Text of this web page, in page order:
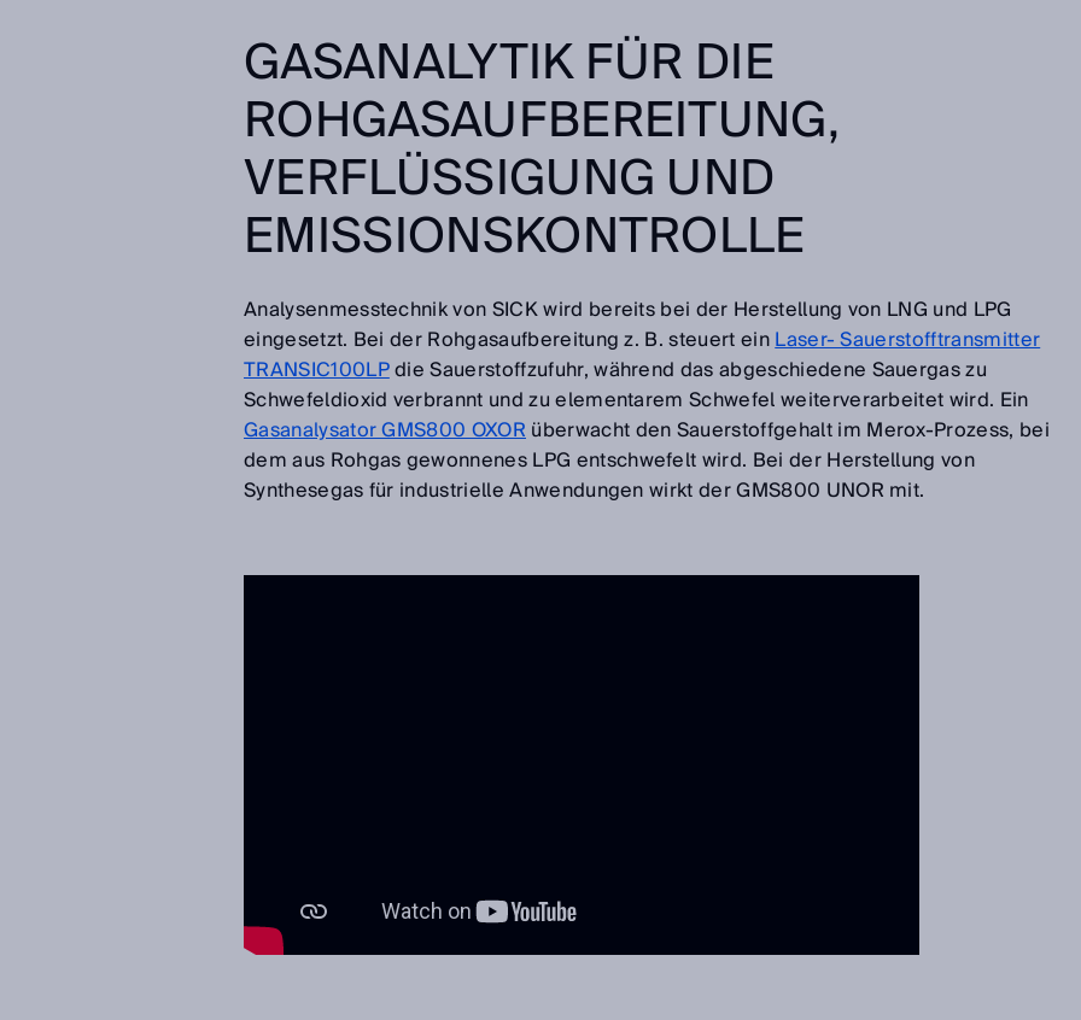
GASANALYTIK FÜR DIE
ROHGASAUFBEREITUNG,
VERFLÜSSIGUNG UND
EMISSIONSKONTROLLE
Analysenmesstechnik von SICK wird bereits bei der Herstellung von LNG und LPG
eingesetzt. Bei der Rohgasaufbereitung z. B. steuert einLaser- Sauerstofftransmitter
TRANSIC100LPdie Sauerstoffzufuhr, während das abgeschiedene Sauergas zu
Schwefeldioxid verbrannt und zu elementarem Schwefel weiterverarbeitet wird. Ein
Gasanalysator GMS800 OXORüberwacht den Sauerstoffgehalt im Merox-Prozess, bei
dem aus Rohgas gewonnenes LPG entschwefelt wird. Bei der Herstellung von
Synthesegas für industrielle Anwendungen wirkt der GMS800 UNOR mit.